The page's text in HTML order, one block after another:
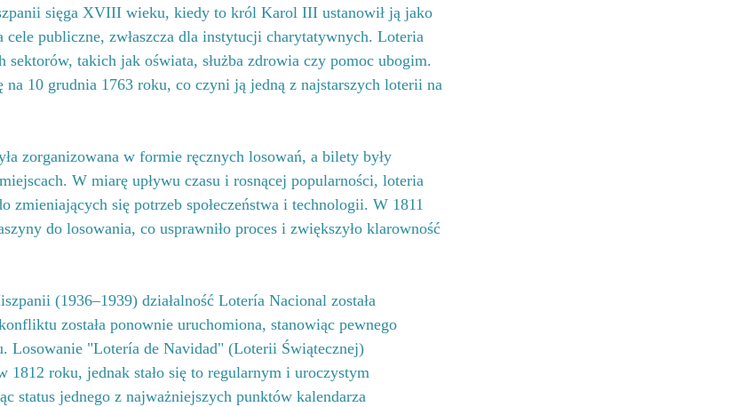
sięga XVIII wieku, kiedy to król Karol III ustanowił ją jako
cele publiczne, zwłaszcza dla instytucji charytatywnych. Loteria
sektorów, takich jak oświata, służba zdrowia czy pomoc ubogim.
na 10 grudnia 1763 roku, co czyni ją jedną z najstarszych loterii na
zorganizowana w formie ręcznych losowań, a bilety były
W miarę upływu czasu i rosnącej popularności, loteria
zmieniających się potrzeb społeczeństwa i technologii. W 1811
do losowania, co usprawniło proces i zwiększyło klarowność
(1936–1939) działalność Lotería Nacional została
została ponownie uruchomiona, stanowiąc pewnego
Losowanie "Lotería de Navidad" (Loterii Świątecznej)
1812 roku, jednak stało się to regularnym i uroczystym
status jednego z najważniejszych punktów kalendarza